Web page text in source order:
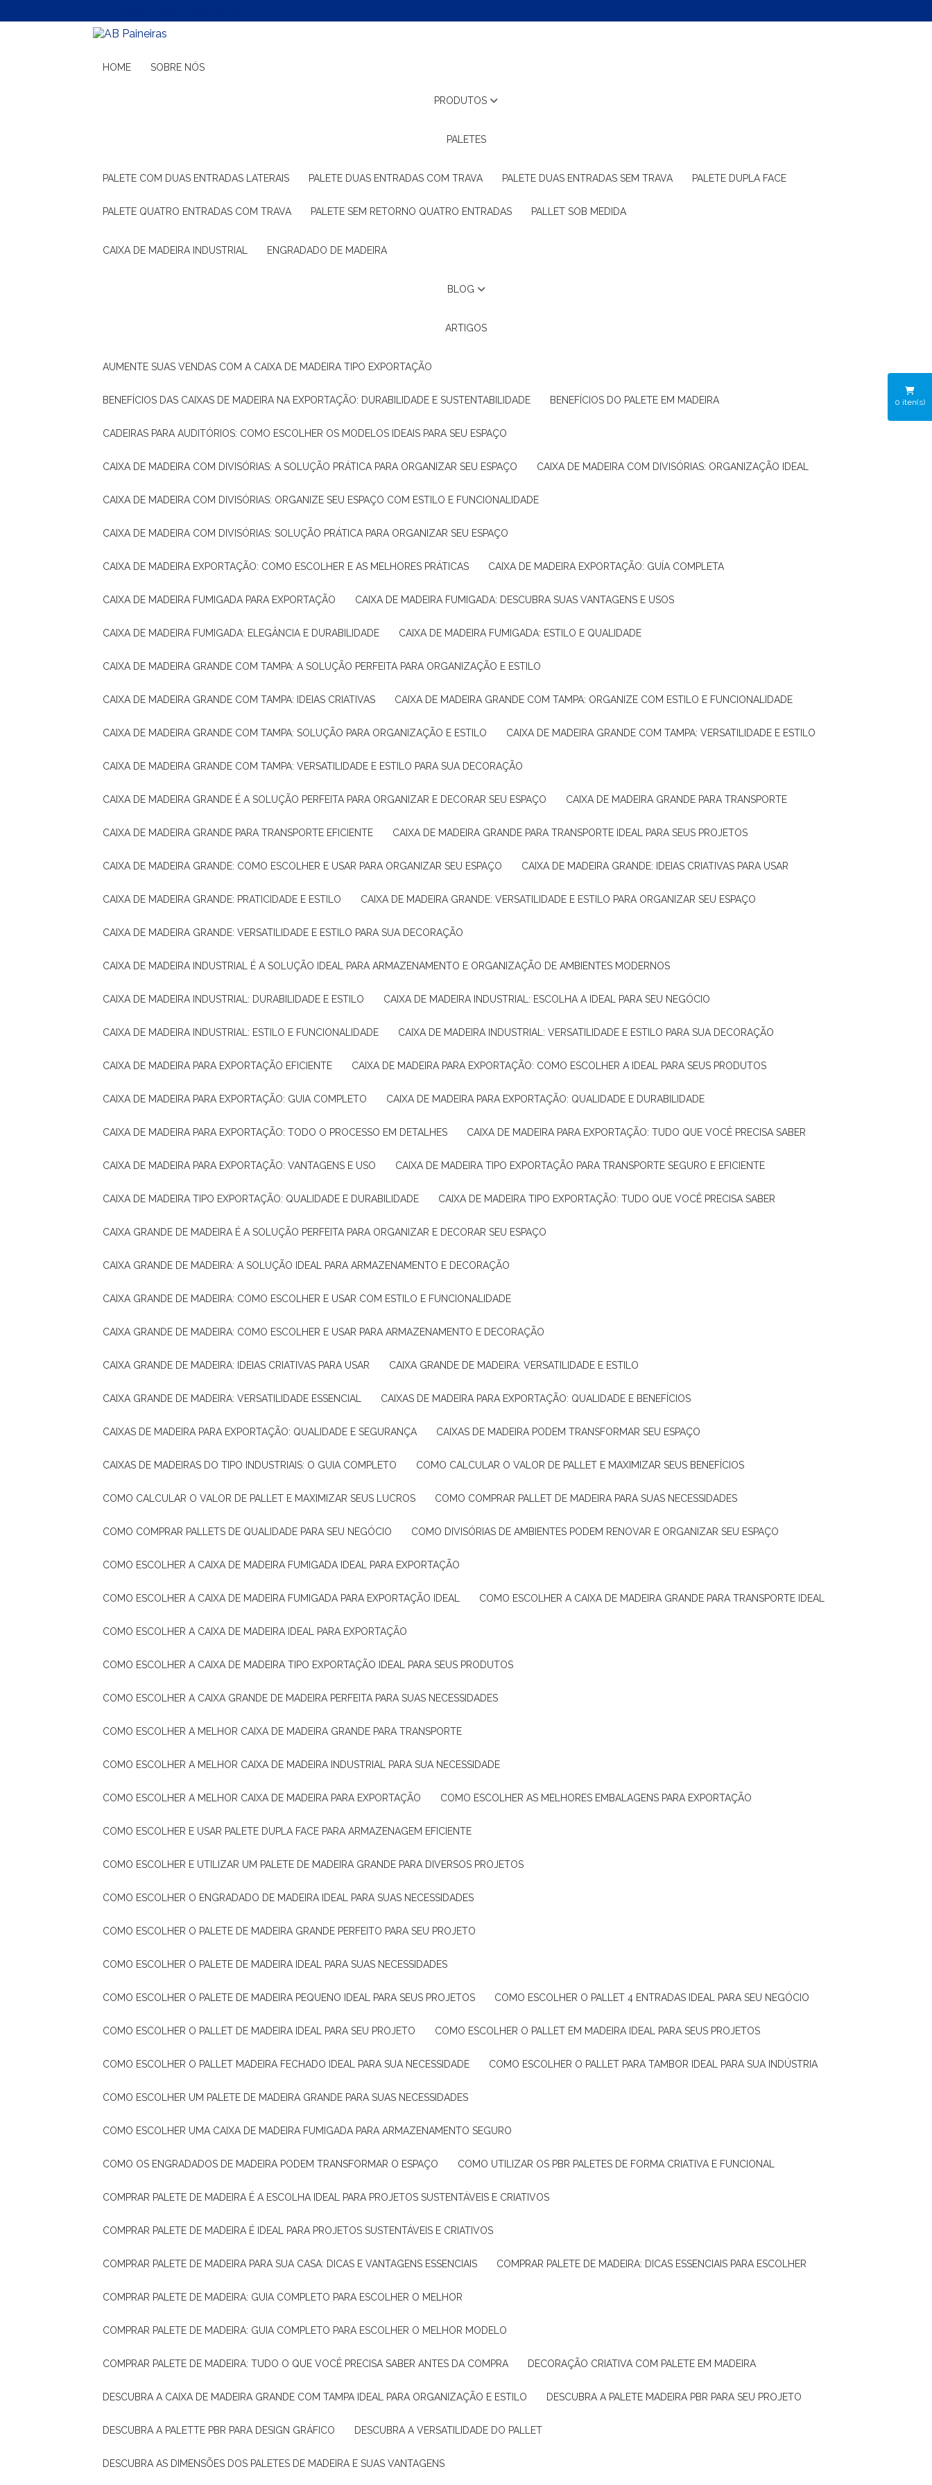
HOME SOBRE NÓS
PRODUTOS
PALETES
PALETE COM DUAS ENTRADAS LATERAIS PALETE DUAS ENTRADAS COM TRAVA PALETE DUAS ENTRADAS SEM TRAVA PALETE DUPLA FACE
PALETE QUATRO ENTRADAS COM TRAVA PALETE SEM RETORNO QUATRO ENTRADAS PALLET SOB MEDIDA
CAIXA DE MADEIRA INDUSTRIAL ENGRADADO DE MADEIRA
BLOG
ARTIGOS
AUMENTE SUAS VENDAS COM A CAIXA DE MADEIRA TIPO EXPORTAÇÃO
BENEFÍCIOS DAS CAIXAS DE MADEIRA NA EXPORTAÇÃO: DURABILIDADE E SUSTENTABILIDADE BENEFÍCIOS DO PALETE EM MADEIRA
CADEIRAS PARA AUDITÓRIOS: COMO ESCOLHER OS MODELOS IDEAIS PARA SEU ESPAÇO
CAIXA DE MADEIRA COM DIVISÓRIAS: A SOLUÇÃO PRÁTICA PARA ORGANIZAR SEU ESPAÇO CAIXA DE MADEIRA COM DIVISÓRIAS: ORGANIZAÇÃO IDEAL
CAIXA DE MADEIRA COM DIVISÓRIAS: ORGANIZE SEU ESPAÇO COM ESTILO E FUNCIONALIDADE
CAIXA DE MADEIRA COM DIVISÓRIAS: SOLUÇÃO PRÁTICA PARA ORGANIZAR SEU ESPAÇO
CAIXA DE MADEIRA EXPORTAÇÃO: COMO ESCOLHER E AS MELHORES PRÁTICAS CAIXA DE MADEIRA EXPORTAÇÃO: GUÍA COMPLETA
CAIXA DE MADEIRA FUMIGADA PARA EXPORTAÇÃO CAIXA DE MADEIRA FUMIGADA: DESCUBRA SUAS VANTAGENS E USOS
CAIXA DE MADEIRA FUMIGADA: ELEGÂNCIA E DURABILIDADE CAIXA DE MADEIRA FUMIGADA: ESTILO E QUALIDADE
CAIXA DE MADEIRA GRANDE COM TAMPA: A SOLUÇÃO PERFEITA PARA ORGANIZAÇÃO E ESTILO
CAIXA DE MADEIRA GRANDE COM TAMPA: IDEIAS CRIATIVAS CAIXA DE MADEIRA GRANDE COM TAMPA: ORGANIZE COM ESTILO E FUNCIONALIDADE
CAIXA DE MADEIRA GRANDE COM TAMPA: SOLUÇÃO PARA ORGANIZAÇÃO E ESTILO CAIXA DE MADEIRA GRANDE COM TAMPA: VERSATILIDADE E ESTILO
CAIXA DE MADEIRA GRANDE COM TAMPA: VERSATILIDADE E ESTILO PARA SUA DECORAÇÃO
CAIXA DE MADEIRA GRANDE É A SOLUÇÃO PERFEITA PARA ORGANIZAR E DECORAR SEU ESPAÇO CAIXA DE MADEIRA GRANDE PARA TRANSPORTE
CAIXA DE MADEIRA GRANDE PARA TRANSPORTE EFICIENTE CAIXA DE MADEIRA GRANDE PARA TRANSPORTE IDEAL PARA SEUS PROJETOS
CAIXA DE MADEIRA GRANDE: COMO ESCOLHER E USAR PARA ORGANIZAR SEU ESPAÇO CAIXA DE MADEIRA GRANDE: IDEIAS CRIATIVAS PARA USAR
CAIXA DE MADEIRA GRANDE: PRATICIDADE E ESTILO CAIXA DE MADEIRA GRANDE: VERSATILIDADE E ESTILO PARA ORGANIZAR SEU ESPAÇO
CAIXA DE MADEIRA GRANDE: VERSATILIDADE E ESTILO PARA SUA DECORAÇÃO
CAIXA DE MADEIRA INDUSTRIAL É A SOLUÇÃO IDEAL PARA ARMAZENAMENTO E ORGANIZAÇÃO DE AMBIENTES MODERNOS
CAIXA DE MADEIRA INDUSTRIAL: DURABILIDADE E ESTILO CAIXA DE MADEIRA INDUSTRIAL: ESCOLHA A IDEAL PARA SEU NEGÓCIO
CAIXA DE MADEIRA INDUSTRIAL: ESTILO E FUNCIONALIDADE CAIXA DE MADEIRA INDUSTRIAL: VERSATILIDADE E ESTILO PARA SUA DECORAÇÃO
CAIXA DE MADEIRA PARA EXPORTAÇÃO EFICIENTE CAIXA DE MADEIRA PARA EXPORTAÇÃO: COMO ESCOLHER A IDEAL PARA SEUS PRODUTOS
CAIXA DE MADEIRA PARA EXPORTAÇÃO: GUIA COMPLETO CAIXA DE MADEIRA PARA EXPORTAÇÃO: QUALIDADE E DURABILIDADE
CAIXA DE MADEIRA PARA EXPORTAÇÃO: TODO O PROCESSO EM DETALHES CAIXA DE MADEIRA PARA EXPORTAÇÃO: TUDO QUE VOCÊ PRECISA SABER
CAIXA DE MADEIRA PARA EXPORTAÇÃO: VANTAGENS E USO CAIXA DE MADEIRA TIPO EXPORTAÇÃO PARA TRANSPORTE SEGURO E EFICIENTE
CAIXA DE MADEIRA TIPO EXPORTAÇÃO: QUALIDADE E DURABILIDADE CAIXA DE MADEIRA TIPO EXPORTAÇÃO: TUDO QUE VOCÊ PRECISA SABER
CAIXA GRANDE DE MADEIRA É A SOLUÇÃO PERFEITA PARA ORGANIZAR E DECORAR SEU ESPAÇO
CAIXA GRANDE DE MADEIRA: A SOLUÇÃO IDEAL PARA ARMAZENAMENTO E DECORAÇÃO
CAIXA GRANDE DE MADEIRA: COMO ESCOLHER E USAR COM ESTILO E FUNCIONALIDADE
CAIXA GRANDE DE MADEIRA: COMO ESCOLHER E USAR PARA ARMAZENAMENTO E DECORAÇÃO
CAIXA GRANDE DE MADEIRA: IDEIAS CRIATIVAS PARA USAR CAIXA GRANDE DE MADEIRA: VERSATILIDADE E ESTILO
CAIXA GRANDE DE MADEIRA: VERSATILIDADE ESSENCIAL CAIXAS DE MADEIRA PARA EXPORTAÇÃO: QUALIDADE E BENEFÍCIOS
CAIXAS DE MADEIRA PARA EXPORTAÇÃO: QUALIDADE E SEGURANÇA CAIXAS DE MADEIRA PODEM TRANSFORMAR SEU ESPAÇO
CAIXAS DE MADEIRAS DO TIPO INDUSTRIAIS: O GUIA COMPLETO COMO CALCULAR O VALOR DE PALLET E MAXIMIZAR SEUS BENEFÍCIOS
COMO CALCULAR O VALOR DE PALLET E MAXIMIZAR SEUS LUCROS COMO COMPRAR PALLET DE MADEIRA PARA SUAS NECESSIDADES
COMO COMPRAR PALLETS DE QUALIDADE PARA SEU NEGÓCIO COMO DIVISÓRIAS DE AMBIENTES PODEM RENOVAR E ORGANIZAR SEU ESPAÇO
COMO ESCOLHER A CAIXA DE MADEIRA FUMIGADA IDEAL PARA EXPORTAÇÃO
COMO ESCOLHER A CAIXA DE MADEIRA FUMIGADA PARA EXPORTAÇÃO IDEAL COMO ESCOLHER A CAIXA DE MADEIRA GRANDE PARA TRANSPORTE IDEAL
COMO ESCOLHER A CAIXA DE MADEIRA IDEAL PARA EXPORTAÇÃO
COMO ESCOLHER A CAIXA DE MADEIRA TIPO EXPORTAÇÃO IDEAL PARA SEUS PRODUTOS
COMO ESCOLHER A CAIXA GRANDE DE MADEIRA PERFEITA PARA SUAS NECESSIDADES
COMO ESCOLHER A MELHOR CAIXA DE MADEIRA GRANDE PARA TRANSPORTE
COMO ESCOLHER A MELHOR CAIXA DE MADEIRA INDUSTRIAL PARA SUA NECESSIDADE
COMO ESCOLHER A MELHOR CAIXA DE MADEIRA PARA EXPORTAÇÃO COMO ESCOLHER AS MELHORES EMBALAGENS PARA EXPORTAÇÃO
COMO ESCOLHER E USAR PALETE DUPLA FACE PARA ARMAZENAGEM EFICIENTE
COMO ESCOLHER E UTILIZAR UM PALETE DE MADEIRA GRANDE PARA DIVERSOS PROJETOS
COMO ESCOLHER O ENGRADADO DE MADEIRA IDEAL PARA SUAS NECESSIDADES
COMO ESCOLHER O PALETE DE MADEIRA GRANDE PERFEITO PARA SEU PROJETO
COMO ESCOLHER O PALETE DE MADEIRA IDEAL PARA SUAS NECESSIDADES
COMO ESCOLHER O PALETE DE MADEIRA PEQUENO IDEAL PARA SEUS PROJETOS COMO ESCOLHER O PALLET 4 ENTRADAS IDEAL PARA SEU NEGÓCIO
COMO ESCOLHER O PALLET DE MADEIRA IDEAL PARA SEU PROJETO COMO ESCOLHER O PALLET EM MADEIRA IDEAL PARA SEUS PROJETOS
COMO ESCOLHER O PALLET MADEIRA FECHADO IDEAL PARA SUA NECESSIDADE COMO ESCOLHER O PALLET PARA TAMBOR IDEAL PARA SUA INDÚSTRIA
COMO ESCOLHER UM PALETE DE MADEIRA GRANDE PARA SUAS NECESSIDADES
COMO ESCOLHER UMA CAIXA DE MADEIRA FUMIGADA PARA ARMAZENAMENTO SEGURO
COMO OS ENGRADADOS DE MADEIRA PODEM TRANSFORMAR O ESPAÇO COMO UTILIZAR OS PBR PALETES DE FORMA CRIATIVA E FUNCIONAL
COMPRAR PALETE DE MADEIRA É A ESCOLHA IDEAL PARA PROJETOS SUSTENTÁVEIS E CRIATIVOS
COMPRAR PALETE DE MADEIRA É IDEAL PARA PROJETOS SUSTENTÁVEIS E CRIATIVOS
COMPRAR PALETE DE MADEIRA PARA SUA CASA: DICAS E VANTAGENS ESSENCIAIS COMPRAR PALETE DE MADEIRA: DICAS ESSENCIAIS PARA ESCOLHER
COMPRAR PALETE DE MADEIRA: GUIA COMPLETO PARA ESCOLHER O MELHOR
COMPRAR PALETE DE MADEIRA: GUIA COMPLETO PARA ESCOLHER O MELHOR MODELO
COMPRAR PALETE DE MADEIRA: TUDO O QUE VOCÊ PRECISA SABER ANTES DA COMPRA DECORAÇÃO CRIATIVA COM PALETE EM MADEIRA
DESCUBRA A CAIXA DE MADEIRA GRANDE COM TAMPA IDEAL PARA ORGANIZAÇÃO E ESTILO DESCUBRA A PALETE MADEIRA PBR PARA SEU PROJETO
DESCUBRA A PALETTE PBR PARA DESIGN GRÁFICO DESCUBRA A VERSATILIDADE DO PALLET
DESCUBRA AS DIMENSÕES DOS PALETES DE MADEIRA E SUAS VANTAGENS
0 iten(s)